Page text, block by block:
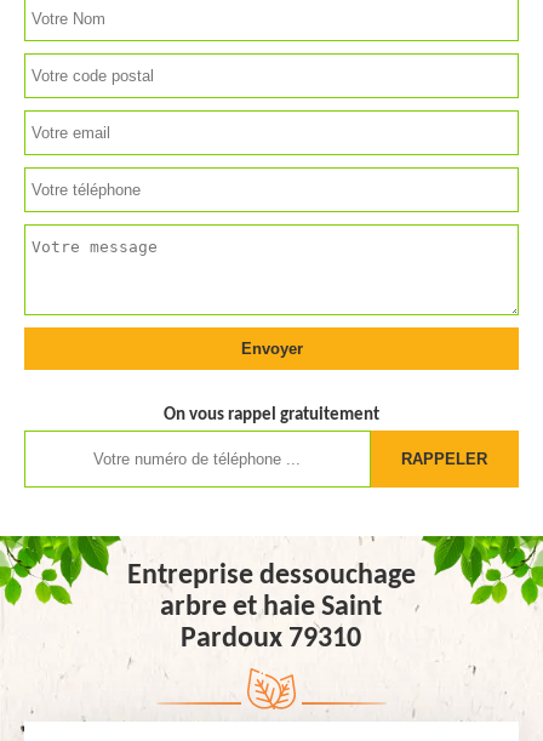
On vous rappel gratuitement
Entreprise dessouchage
arbre et haie Saint
Pardoux 79310